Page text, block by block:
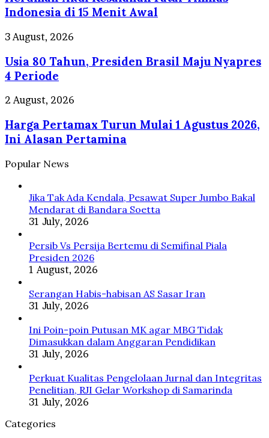
Fatal
Timnas
Indonesia
15
Menit
Awal
Indonesia di 15 Menit Awal
Usia
Tahun,
Presiden
Brasil
Maju
Nyapres
4
Periode
3 August, 2026
Usia 80 Tahun, Presiden Brasil Maju Nyapres
4 Periode
Harga
Turun
Mulai
1
Agustus
2026,
Alasan
Pertamina
2 August, 2026
Harga Pertamax Turun Mulai 1 Agustus 2026,
Ini Alasan Pertamina
Popular News
Jika Tak Ada Kendala, Pesawat Super Jumbo Bakal
Mendarat di Bandara Soetta
31 July, 2026
Persib Vs Persija Bertemu di Semifinal Piala
Presiden 2026
1 August, 2026
Serangan Habis-habisan AS Sasar Iran
31 July, 2026
Ini Poin-poin Putusan MK agar MBG Tidak
Dimasukkan dalam Anggaran Pendidikan
31 July, 2026
Perkuat Kualitas Pengelolaan Jurnal dan Integritas
Penelitian, RJI Gelar Workshop di Samarinda
31 July, 2026
Categories